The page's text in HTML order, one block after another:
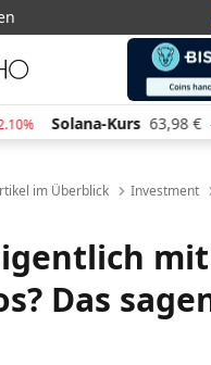
Kurs 63,98 € -0.20%
im Überblick Investment
mit
Das